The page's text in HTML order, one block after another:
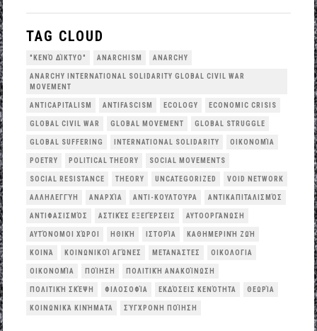
TAG CLOUD
"ΚΕΝΌ ΔΊΚΤΥΟ" ANARCHISM ANARCHY
ANARCHY INTERNATIONAL SOLIDARITY GLOBAL CIVIL WAR
MOVEMENT
ANTICAPITALISM ANTIFASCISM ECOLOGY ECONOMIC CRISIS
GLOBAL CIVIL WAR GLOBAL MOVEMENT GLOBAL STRUGGLE
GLOBAL SUFFERING INTERNATIONAL SOLIDARITY OΙΚΟΝΟΜΊΑ
POETRY POLITICAL THEORY SOCIAL MOVEMENTS
SOCIAL RESISTANCE THEORY UNCATEGORIZED VOID NETWORK
ΑΛΛΗΛΕΓΓΎΗ ΑΝΑΡΧΊΑ ΑΝΤΙ-ΚΟΥΛΤΟΎΡΑ ΑΝΤΙΚΑΠΙΤΑΛΙΣΜΌΣ
ΑΝΤΙΦΑΣΙΣΜΌΣ ΑΣΤΙΚΈΣ ΕΞΕΓΈΡΣΕΙΣ ΑΥΤΟΟΡΓΆΝΩΣΗ
ΑΥΤΌΝΟΜΟΙ ΧΏΡΟΙ ΗΘΙΚΉ ΙΣΤΟΡΊΑ ΚΑΘΗΜΕΡΙΝΉ ΖΩΉ
ΚΟΙΝΆ ΚΟΙΝΩΝΙΚΟΊ ΑΓΏΝΕΣ ΜΕΤΑΝΆΣΤΕΣ ΟΙΚΟΛΟΓΙΑ
ΟΙΚΟΝΟΜΊΑ ΠΟΊΗΣΗ ΠΟΛΙΤΙΚΉ ΑΝΑΚΟΊΝΩΣΗ
ΠΟΛΙΤΙΚΉ ΣΚΈΨΗ ΦΙΛΟΣΟΦΊΑ ΕΚΔΌΣΕΙΣ ΚΕΝΌΤΗΤΑ ΘΕΩΡΊΑ
ΚΟΙΝΩΝΙΚΆ ΚΙΝΉΜΑΤΑ ΣΎΓΧΡΟΝΗ ΠΟΊΗΣΗ